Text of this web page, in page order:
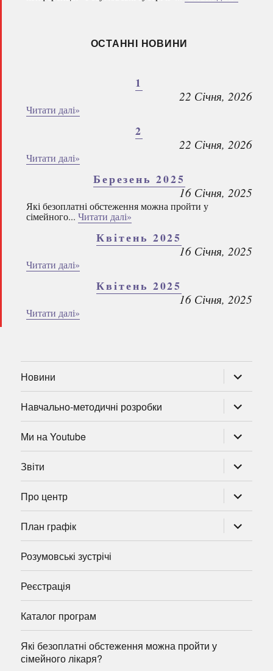
ОСТАННІ НОВИНИ
1
22 Січня, 2026
Читати далі»
2
22 Січня, 2026
Читати далі»
Березень 2025
16 Січня, 2025
Які безоплатні обстеження можна пройти у
сімейного... Читати далі»
Квітень 2025
16 Січня, 2025
Читати далі»
Квітень 2025
16 Січня, 2025
Читати далі»
Новини
підменю
Навчально-методичні розробки
підменю
Ми на Youtube
підменю
Звіти
підменю
Про центр
підменю
План графік
підменю
Розумовські зустрічі
Реєстрація
Каталог програм
Які безоплатні обстеження можна пройти у
сімейного лікаря?